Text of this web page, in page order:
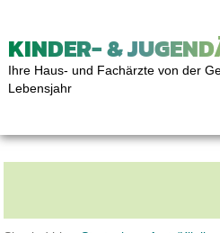
KINDER- &
Ihre Haus- und Fachärzte von der
Lebensjahr